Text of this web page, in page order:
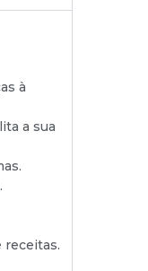
à
a sua
receitas.